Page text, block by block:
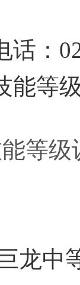
：
等级
等级
龙中